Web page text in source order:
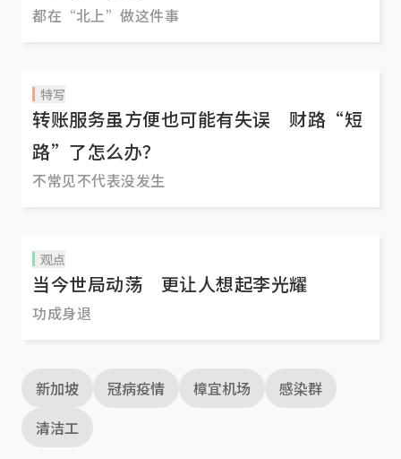
都在“北上”做这件事
特写
转账服务虽方便也可能有失误 财路“短
路”了怎么办？
不常见不代表没发生
观点
当今世局动荡 更让人想起李光耀
功成身退
新加坡 冠病疫情 樟宜机场
感染群
清洁工